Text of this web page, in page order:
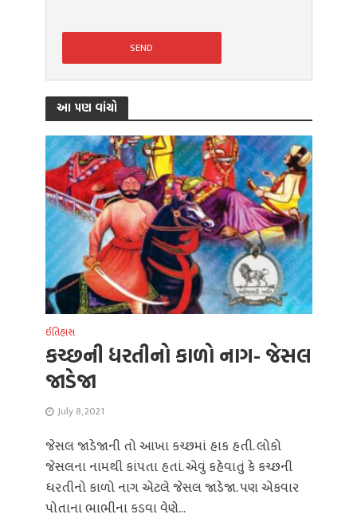
આ પણ વાંચો
ઈતિહાસ
કચ્છની ધરતીનો કાળો નાગ- જેસલ
જાડેજા
July 8, 2021
જેસલ જાડેજાની તો આખા કચ્છમાં હાક હતી. લોકો
જેસલના નામથી કાંપતા હતાં. એવું કહેવાતું કે કચ્છની
ધરતીનો કાળો નાગ એટલે જેસલ જાડેજા. પણ એકવાર
પોતાના ભાભીના કડવા વેણે...